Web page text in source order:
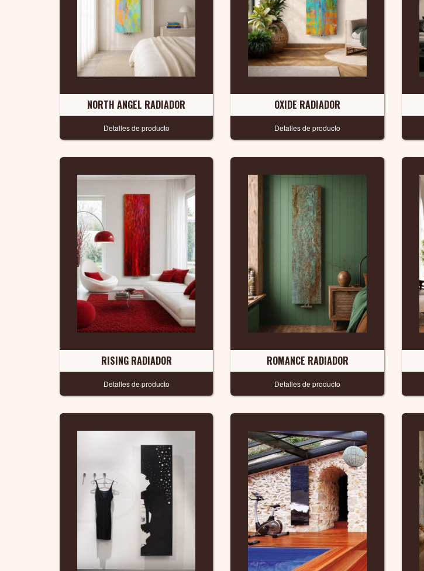
NORTH ANGEL RADIADOR
Detalles de producto
OXIDE RADIADOR
Detalles de producto
RISING RADIADOR
Detalles de producto
ROMANCE RADIADOR
Detalles de producto